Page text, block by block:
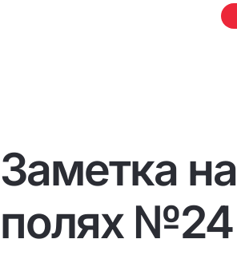
Заметка на
полях №24